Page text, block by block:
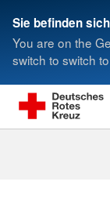
Sie befinden
You are on the
switch to switch